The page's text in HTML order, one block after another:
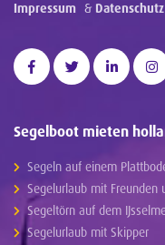
Impressum & Datenschutz
Segelboot mieten
Segeln auf einem
Segelurlaub mit Freunden
Segeltörn auf dem
Segelurlaub mit Skipper